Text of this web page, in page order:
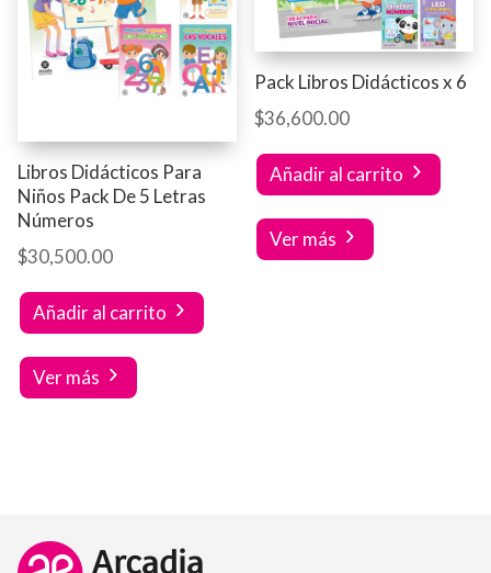
Libros Didácticos Para
Niños Pack De 5 Letras
Números
$30,500.00
Añadir al carrito
Ver más
Pack Libros Didácticos x 6
$36,600.00
Añadir al carrito
Ver más